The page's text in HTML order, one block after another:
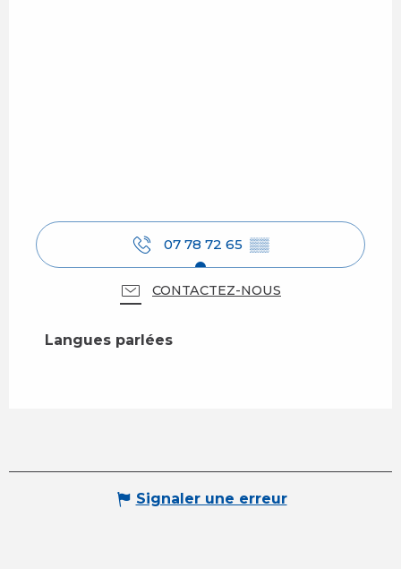
07 78 72 65 ▒▒
CONTACTEZ-NOUS
Langues parlées
Langues parlées
Signaler une erreur